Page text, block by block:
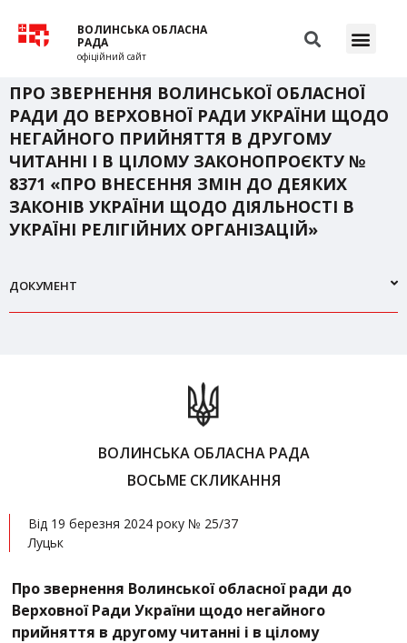
ВОЛИНСЬКА ОБЛАСНА
РАДА
офіційний сайт
ПРО ЗВЕРНЕННЯ ВОЛИНСЬКОЇ ОБЛАСНОЇ
РАДИ ДО ВЕРХОВНОЇ РАДИ УКРАЇНИ ЩОДО
НЕГАЙНОГО ПРИЙНЯТТЯ В ДРУГОМУ
ЧИТАННІ І В ЦІЛОМУ ЗАКОНОПРОЄКТУ №
8371 «ПРО ВНЕСЕННЯ ЗМІН ДО ДЕЯКИХ
ЗАКОНІВ УКРАЇНИ ЩОДО ДІЯЛЬНОСТІ В
УКРАЇНІ РЕЛІГІЙНИХ ОРГАНІЗАЦІЙ»
ДОКУМЕНТ
ВОЛИНСЬКА ОБЛАСНА РАДА
ВОСЬМЕ СКЛИКАННЯ
Від 19 березня 2024 року № 25/37
Луцьк
Про звернення Волинської обласної ради до
Верховної Ради України щодо негайного
прийняття в другому читанні і в цілому